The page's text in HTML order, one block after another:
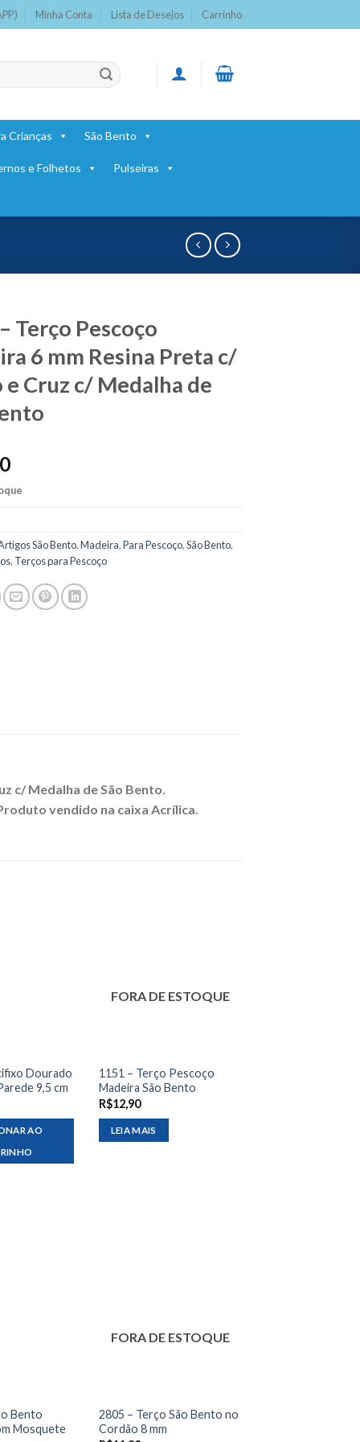
Minha Conta Lista de Desejos Carrinho
Crianças São Bento
e Folhetos Pulseiras
Terço Pescoço
6 mm Resina Preta c/
e Cruz c/ Medalha de
São Bento,Madeira,Para Pescoço,São Bento,
, Terços para Pescoço
c/ Medalha de São Bento.
vendido na caixa Acrílica.
Dourado
9,5 cm
AO
FORA DE ESTOQUE
1151 – Terço Pescoço
Madeira São Bento
R$12,90
LEIA MAIS
Bento
Mosquete
FORA DE ESTOQUE
2805 – Terço São Bento no
Cordão 8 mm